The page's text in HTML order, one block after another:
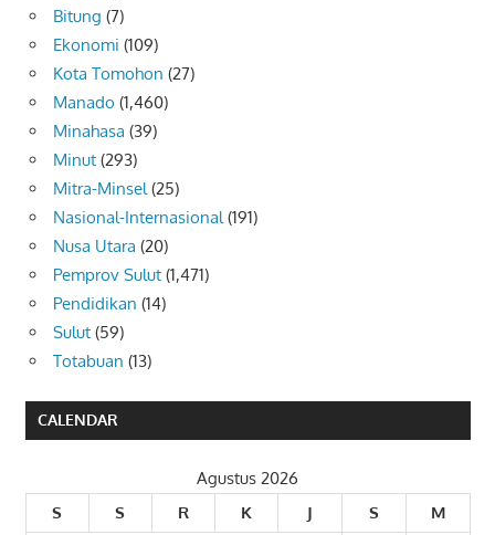
Bitung (7)
Ekonomi (109)
Kota Tomohon (27)
Manado (1,460)
Minahasa (39)
Minut (293)
Mitra-Minsel(25)
Nasional-Internasional(191)
Nusa Utara (20)
Pemprov Sulut (1,471)
Pendidikan (14)
Sulut (59)
Totabuan (13)
CALENDAR
Agustus 2026
S
S R K J S
M